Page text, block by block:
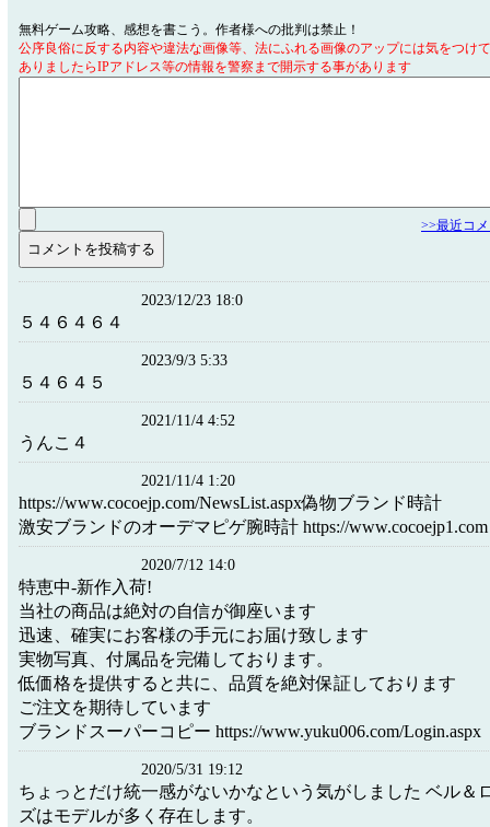
無料ゲーム攻略、感想を書こう。作者様への批判は禁止！
公序良俗に反する内容や違法な画像等、法にふれる画像のアップには気をつけ
ありましたらIPアドレス等の情報を警察まで開示する事があります
>>最近コ
2023/12/23 18:0
５４６４６４
2023/9/3 5:33
５４６４５
2021/11/4 4:52
うんこ４
2021/11/4 1:20
https://www.cocoejp.com/NewsList.aspx偽物ブランド時計
激安ブランドのオーデマピゲ腕時計 https://www.cocoejp1.com
2020/7/12 14:0
特恵中-新作入荷!
当社の商品は絶対の自信が御座います
迅速、確実にお客様の手元にお届け致します
実物写真、付属品を完備しております。
低価格を提供すると共に、品質を絶対保証しております
ご注文を期待しています
ブランドスーパーコピー https://www.yuku006.com/Login.aspx
2020/5/31 19:12
ちょっとだけ統一感がないかなという気がしました ベル＆
ズはモデルが多く存在します。